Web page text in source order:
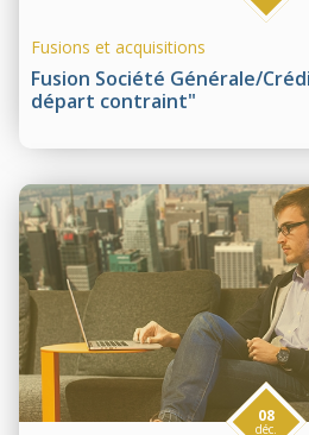
Fusion Société Générale/
départ contraint"
Fusions et acquisitions
08
déc.